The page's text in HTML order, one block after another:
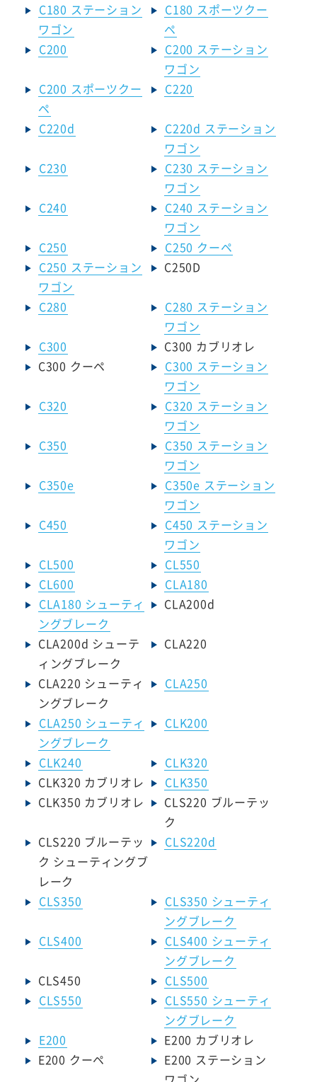
C180 ステーション
ワゴン
C180 スポーツクー
ペ
C200
C200 ステーション
ワゴン
C200 スポーツクー
ペ
C220
C220d
C220d ステーション
ワゴン
C230
C230 ステーション
ワゴン
C240
C240 ステーション
ワゴン
C250
C250 クーペ
C250 ステーション
ワゴン
C250D
C280
C280 ステーション
ワゴン
C300
C300 カブリオレ
C300 クーペ
C300 ステーション
ワゴン
C320
C320 ステーション
ワゴン
C350
C350 ステーション
ワゴン
C350e
C350e ステーション
ワゴン
C450
C450 ステーション
ワゴン
CL500
CL550
CL600
CLA180
CLA180 シューティ
ングブレーク
CLA200d
CLA200d シューテ
ィングブレーク
CLA220
CLA220 シューティ
ングブレーク
CLA250
CLA250 シューティ
ングブレーク
CLK200
CLK240
CLK320
CLK320 カブリオレ
CLK350
CLK350 カブリオレ
CLS220 ブルーテッ
ク
CLS220 ブルーテッ
ク シューティングブ
レーク
CLS220d
CLS350
CLS350 シューティ
ングブレーク
CLS400
CLS400 シューティ
ングブレーク
CLS450
CLS500
CLS550
CLS550 シューティ
ングブレーク
E200
E200 カブリオレ
E200 クーペ
E200 ステーション